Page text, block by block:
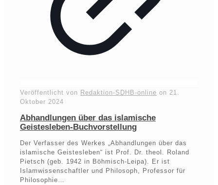
Veröffentlicht von Redaktion-SDHB-online on 21.
Oktober 2024
Abhandlungen über das islamische
Geistesleben-Buchvorstellung
Der Verfasser des Werkes „Abhandlungen über das
islamische Geistesleben“ ist Prof. Dr. theol. Roland
Pietsch (geb. 1942 in Böhmisch-Leipa). Er ist
Islamwissenschaftler und Philosoph, Professor für
Philosophie…